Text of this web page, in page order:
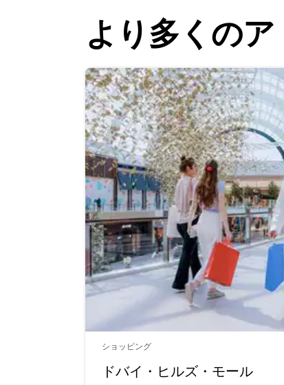
より多くの
ショッピング
ドバイ・ヒルズ・モール